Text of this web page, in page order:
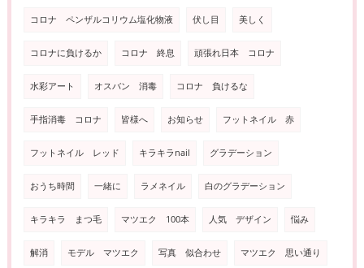
コロナ ペンザルコリウム塩化物液 伏し目 美しく
コロナに負けるか コロナ 終息 頑張れ日本 コロナ
水彩アート オスバン 消毒 コロナ 負けるな
手指消毒 コロナ 皆様へ お知らせ フットネイル 赤
フットネイル レッド キラキラnail グラデーション
おうち時間 一緒に ラメネイル 白のグラデーション
キラキラ まつ毛 マツエク 100本 人気 デザイン 悩み
解消 モデル マツエク 写真 似合わせ マツエク 思い通り